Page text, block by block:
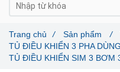
Trang chủ / Sản phẩm /
TỦ ĐIỀU KHIỂN 3 PHA
TỦ ĐIỀU KHIỂN SIM 3 BƠM